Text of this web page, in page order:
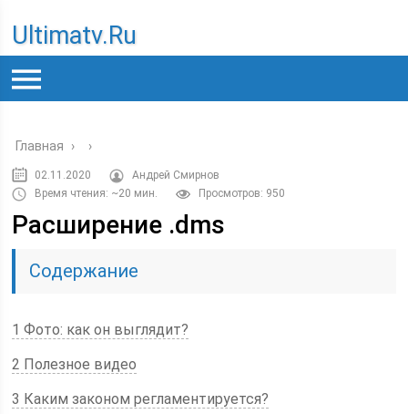
Ultimatv.ru
Главная › ›
02.11.2020
Андрей Смирнов
Время чтения: ~20 мин.
Просмотров: 950
Расширение .dms
Содержание
1 Фото: как он выглядит?
2 Полезное видео
3 Каким законом регламентируется?